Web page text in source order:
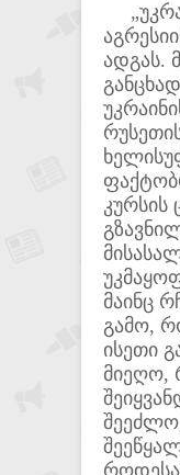
ადგას.
კურსის
მაინც
გამო,
ისეთი
მიეღო,